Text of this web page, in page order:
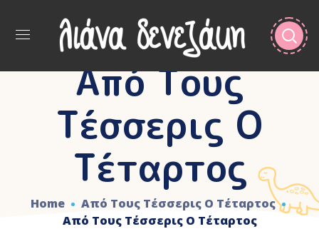
Από Τους
Τέσσερις Ο
Τέταρτος
Home
Από Τους Τέσσερις Ο Τέταρτος
Από Τους Τέσσερις Ο Τέταρτος